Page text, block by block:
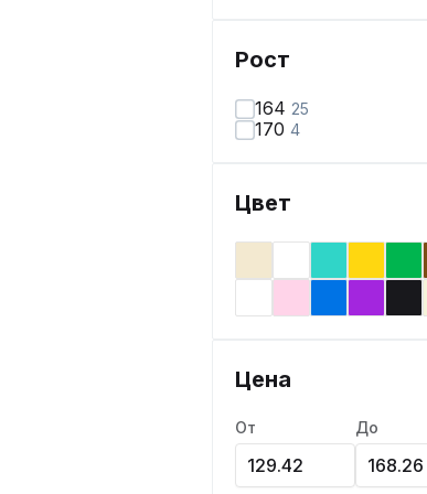
Рост
164 25
170 4
Цвет
Цена
От До